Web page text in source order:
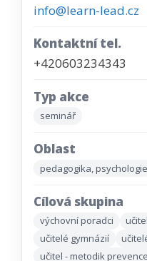
info@learn-lead.cz
Kontaktní tel.
+420603234343
Typ akce
seminář
Oblast
pedagogika, psychologie
Cílová skupina
výchovní poradci
učitelé gymnázií
učitel - metodik prevence